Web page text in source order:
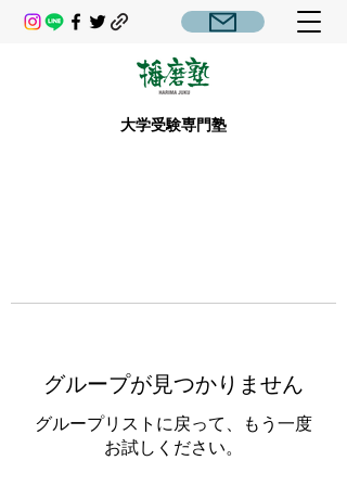
大学受験専門塾
グループが見つかりません
グループリストに戻って、もう一度
お試しください。